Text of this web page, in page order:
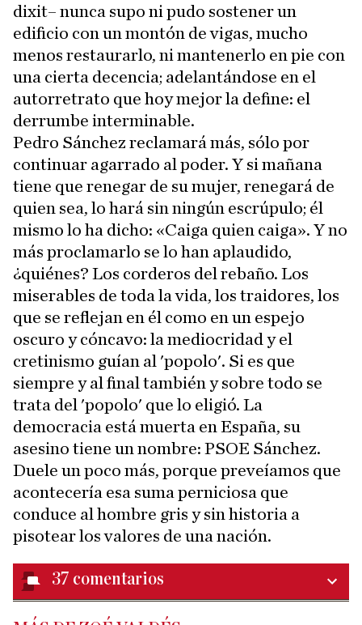
dixit– nunca supo ni pudo sostener un
edificio con un montón de vigas, mucho
menos restaurarlo, ni mantenerlo en pie con
una cierta decencia; adelantándose en el
autorretrato que hoy mejor la define: el
derrumbe interminable.
Pedro Sánchez reclamará más, sólo por
continuar agarrado al poder. Y si mañana
tiene que renegar de su mujer, renegará de
quien sea, lo hará sin ningún escrúpulo; él
mismo lo ha dicho: «Caiga quien caiga». Y no
más proclamarlo se lo han aplaudido,
¿quiénes? Los corderos del rebaño. Los
miserables de toda la vida, los traidores, los
que se reflejan en él como en un espejo
oscuro y cóncavo: la mediocridad y el
cretinismo guían al 'popolo'. Si es que
siempre y al final también y sobre todo se
trata del 'popolo' que lo eligió. La
democracia está muerta en España, su
asesino tiene un nombre: PSOE Sánchez.
Duele un poco más, porque preveíamos que
acontecería esa suma perniciosa que
conduce al hombre gris y sin historia a
pisotear los valores de una nación.
37 comentarios